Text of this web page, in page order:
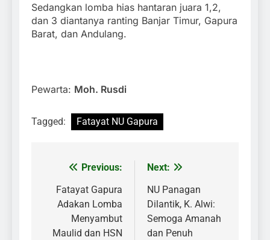
Sedangkan lomba hias hantaran juara 1,2,
dan 3 diantanya ranting Banjar Timur, Gapura
Barat, dan Andulang.
Pewarta: Moh. Rusdi
Tagged: Fatayat NU Gapura
Navigasi
pos
Previous:
Fatayat Gapura
Adakan Lomba
Menyambut
Maulid dan HSN
Next:
NU Panagan
Dilantik, K. Alwi:
Semoga Amanah
dan Penuh